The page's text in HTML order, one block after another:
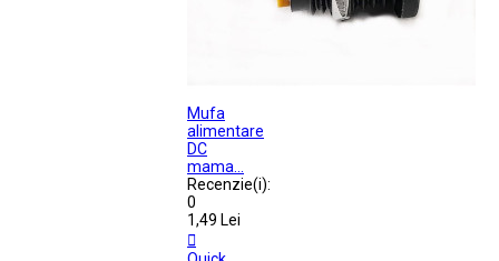
Mufa
alimentare
DC
mama...
Recenzie(i):
0
1,49 Lei
